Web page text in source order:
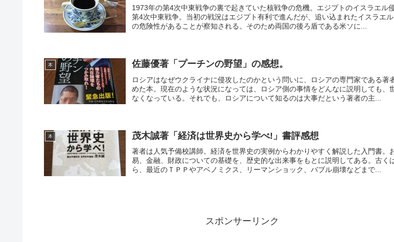
1973年の第4次中東戦争の裏で起きていた核戦争の危機。エジプトのイスラエル
第4次中東戦争。当初の戦況はエジプト有利で進んだが、追い込まれたイスラエ
の危険性があることが察知される。そのため両国の後ろ盾である米ソに...
本 佐藤優著「プーチンの野望」の感想。
ロシアはなぜウクライナに侵攻したのかという問いに、ロシアの専門家である著
めた本。現在のような状況になっては、ロシア側の事情をどんなに説明しても、
なくなっている。それでも、ロシアについて知るのは大事だという著者の主...
本 茂木誠著「経済は世界史から学べ!」書評感想
著者は人気予備校講師。経済を世界史の実例からわかりやすく解説した入門書。
易、金融、財政についての基礎を、歴史的な出来事をもとに説明してある。古く
ら、最近のＴＰＰやアベノミクス、リーマンショック、バブル崩壊などまで...
スポンサーリンク